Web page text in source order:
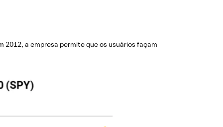
2012, a empresa permite que os usuários façam